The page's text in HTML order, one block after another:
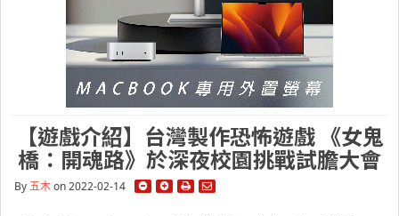
【遊戲介紹】台灣製作恐怖遊戲 《女鬼
橋：開魂路》於深夜校園挑戰試膽大會
By五木on 2022-02-14